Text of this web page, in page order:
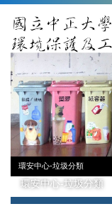
到
主
要
內
容
環安中心-垃圾分類
環安中心-垃圾分類